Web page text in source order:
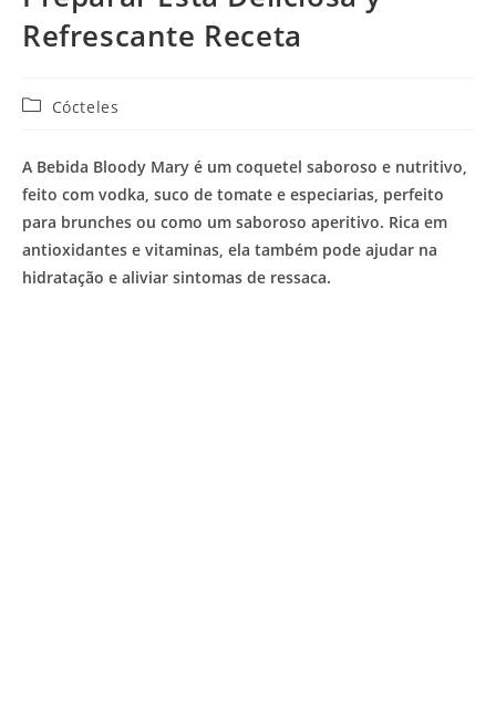
Refrescante Receta
Categoría
entrada:
Cócteles
A Bebida Bloody Mary é um coquetel saboroso e nutritivo,
feito com vodka, suco de tomate e especiarias, perfeito
para brunches ou como um saboroso aperitivo. Rica em
antioxidantes e vitaminas, ela também pode ajudar na
hidratação e aliviar sintomas de ressaca.